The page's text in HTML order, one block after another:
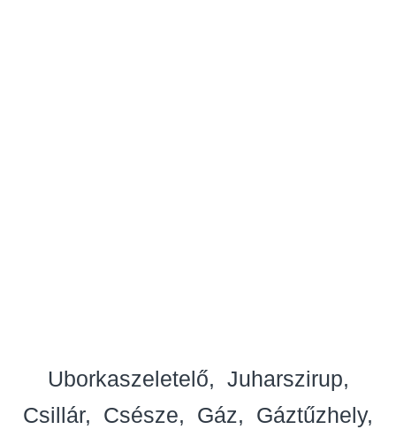
Uborkaszeletelő
Juharszirup
Csillár
Csésze Gáz
Gáztűzhely